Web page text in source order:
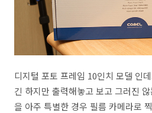
디지털 포토 프레임 10인치 모델 인
긴 하지만 출력해놓고 보고 그러진
을 아주 특별한 경우 필름 카메라로